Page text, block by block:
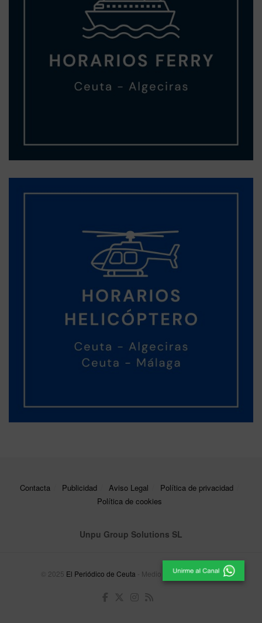
Contacta Publicidad Aviso Legal
Política de privacidad
Política de cookies
Unpu Group Solutions SL
© 2025 El Periódico de Ceuta - Medio de Comunicación